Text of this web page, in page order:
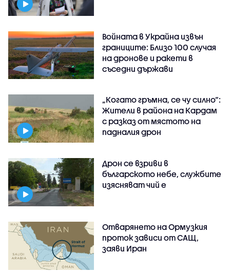
Войната в Украйна извън
границите: Близо 100 случая
на дронове и ракети в
съседни държави
„Когато гръмна, се чу силно“:
Жители в района на Кардам
с разказ от мястото на
падналия дрон
Дрон се взриви в
българското небе, службите
изясняват чий е
Отварянето на Ормузкия
проток зависи от САЩ,
заяви Иран